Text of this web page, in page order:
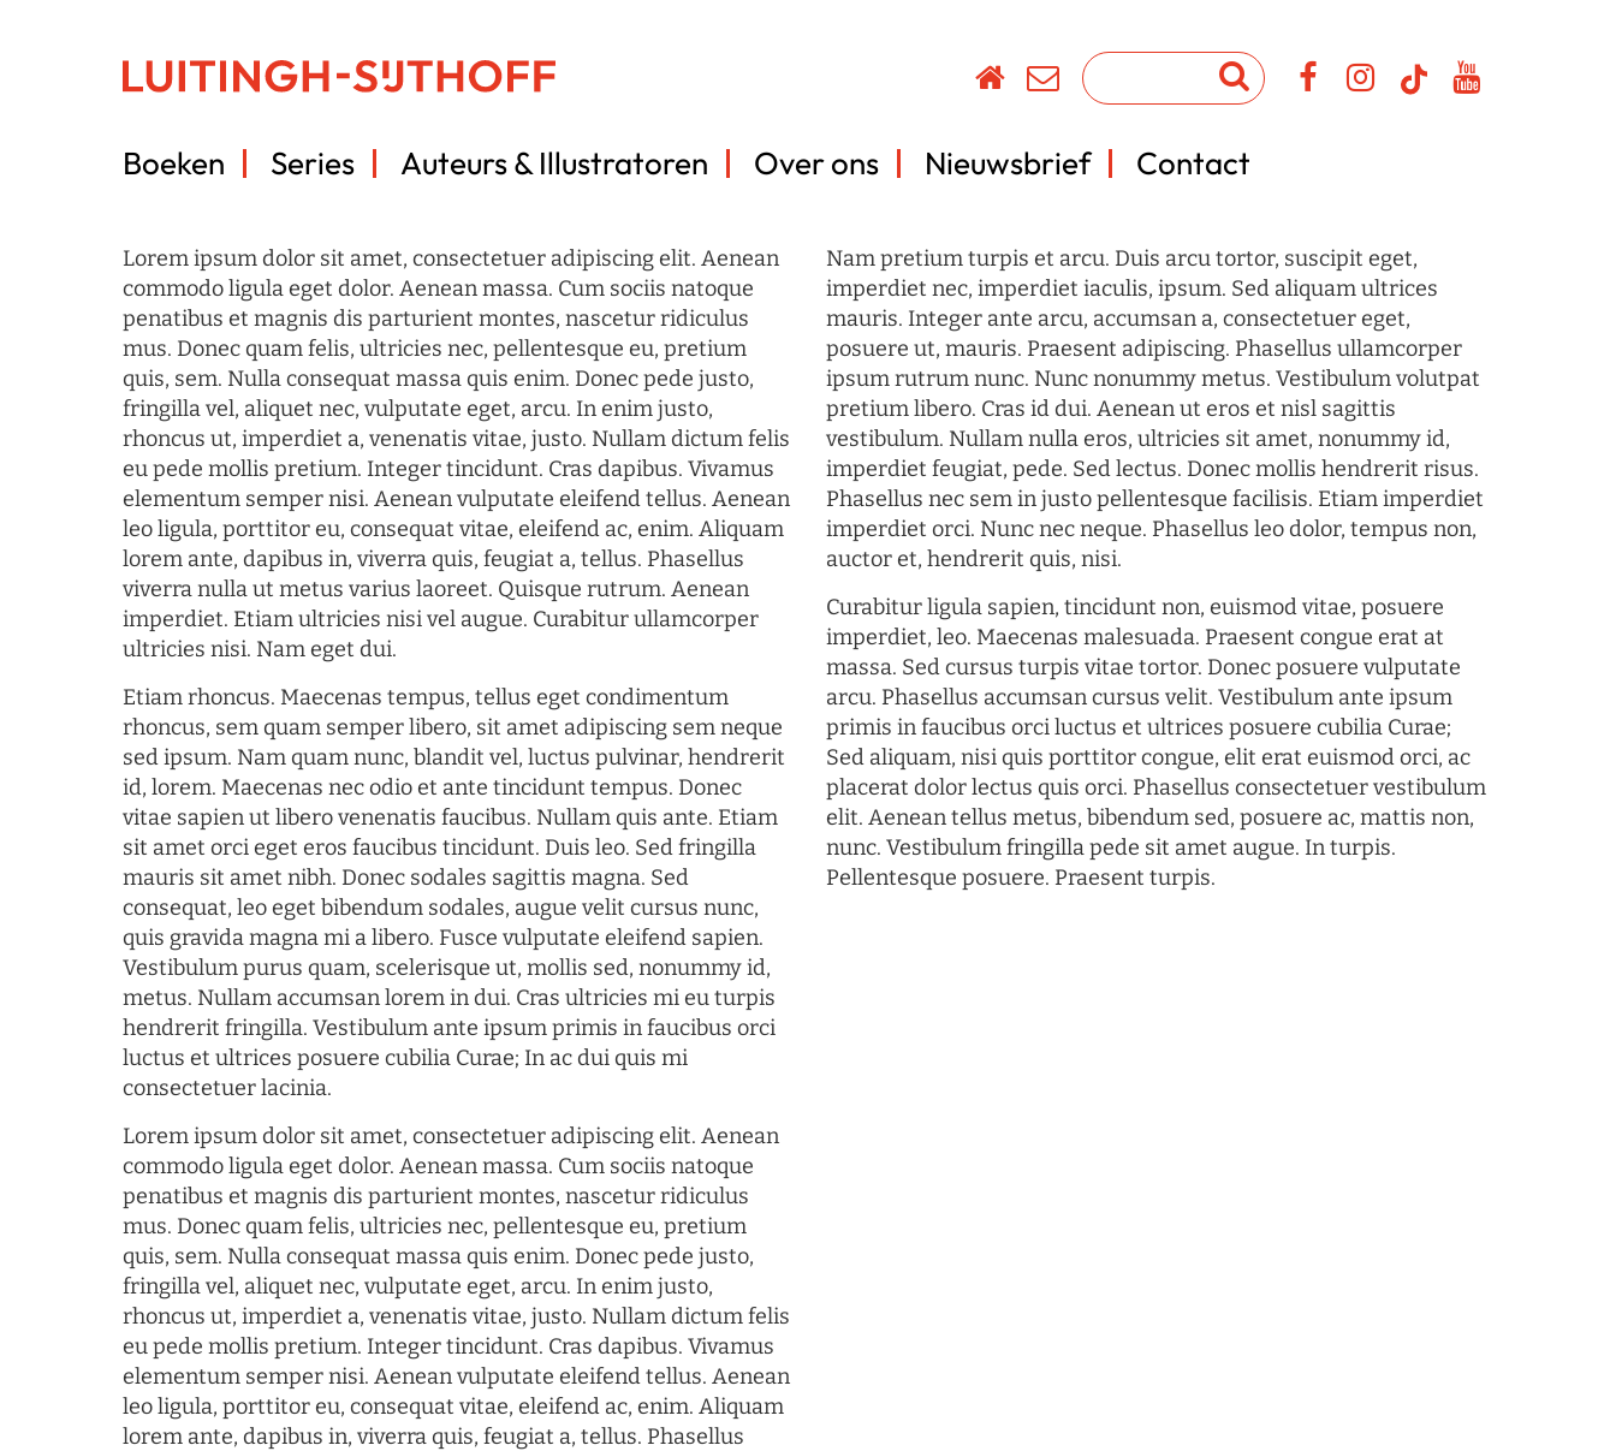
Boeken Series Auteurs & Illustratoren Over ons Nieuwsbrief Contact
Lorem ipsum dolor sit amet, consectetuer adipiscing elit. Aenean
commodo ligula eget dolor. Aenean massa. Cum sociis natoque
penatibus et magnis dis parturient montes, nascetur ridiculus
mus. Donec quam felis, ultricies nec, pellentesque eu, pretium
quis, sem. Nulla consequat massa quis enim. Donec pede justo,
fringilla vel, aliquet nec, vulputate eget, arcu. In enim justo,
rhoncus ut, imperdiet a, venenatis vitae, justo. Nullam dictum felis
eu pede mollis pretium. Integer tincidunt. Cras dapibus. Vivamus
elementum semper nisi. Aenean vulputate eleifend tellus. Aenean
leo ligula, porttitor eu, consequat vitae, eleifend ac, enim. Aliquam
lorem ante, dapibus in, viverra quis, feugiat a, tellus. Phasellus
viverra nulla ut metus varius laoreet. Quisque rutrum. Aenean
imperdiet. Etiam ultricies nisi vel augue. Curabitur ullamcorper
ultricies nisi. Nam eget dui.
Etiam rhoncus. Maecenas tempus, tellus eget condimentum
rhoncus, sem quam semper libero, sit amet adipiscing sem neque
sed ipsum. Nam quam nunc, blandit vel, luctus pulvinar, hendrerit
id, lorem. Maecenas nec odio et ante tincidunt tempus. Donec
vitae sapien ut libero venenatis faucibus. Nullam quis ante. Etiam
sit amet orci eget eros faucibus tincidunt. Duis leo. Sed fringilla
mauris sit amet nibh. Donec sodales sagittis magna. Sed
consequat, leo eget bibendum sodales, augue velit cursus nunc,
quis gravida magna mi a libero. Fusce vulputate eleifend sapien.
Vestibulum purus quam, scelerisque ut, mollis sed, nonummy id,
metus. Nullam accumsan lorem in dui. Cras ultricies mi eu turpis
hendrerit fringilla. Vestibulum ante ipsum primis in faucibus orci
luctus et ultrices posuere cubilia Curae; In ac dui quis mi
consectetuer lacinia.
Lorem ipsum dolor sit amet, consectetuer adipiscing elit. Aenean
commodo ligula eget dolor. Aenean massa. Cum sociis natoque
penatibus et magnis dis parturient montes, nascetur ridiculus
mus. Donec quam felis, ultricies nec, pellentesque eu, pretium
quis, sem. Nulla consequat massa quis enim. Donec pede justo,
fringilla vel, aliquet nec, vulputate eget, arcu. In enim justo,
rhoncus ut, imperdiet a, venenatis vitae, justo. Nullam dictum felis
eu pede mollis pretium. Integer tincidunt. Cras dapibus. Vivamus
elementum semper nisi. Aenean vulputate eleifend tellus. Aenean
leo ligula, porttitor eu, consequat vitae, eleifend ac, enim. Aliquam
lorem ante, dapibus in, viverra quis, feugiat a, tellus. Phasellus
Nam pretium turpis et arcu. Duis arcu tortor, suscipit eget,
imperdiet nec, imperdiet iaculis, ipsum. Sed aliquam ultrices
mauris. Integer ante arcu, accumsan a, consectetuer eget,
posuere ut, mauris. Praesent adipiscing. Phasellus ullamcorper
ipsum rutrum nunc. Nunc nonummy metus. Vestibulum volutpat
pretium libero. Cras id dui. Aenean ut eros et nisl sagittis
vestibulum. Nullam nulla eros, ultricies sit amet, nonummy id,
imperdiet feugiat, pede. Sed lectus. Donec mollis hendrerit risus.
Phasellus nec sem in justo pellentesque facilisis. Etiam imperdiet
imperdiet orci. Nunc nec neque. Phasellus leo dolor, tempus non,
auctor et, hendrerit quis, nisi.
Curabitur ligula sapien, tincidunt non, euismod vitae, posuere
imperdiet, leo. Maecenas malesuada. Praesent congue erat at
massa. Sed cursus turpis vitae tortor. Donec posuere vulputate
arcu. Phasellus accumsan cursus velit. Vestibulum ante ipsum
primis in faucibus orci luctus et ultrices posuere cubilia Curae;
Sed aliquam, nisi quis porttitor congue, elit erat euismod orci, ac
placerat dolor lectus quis orci. Phasellus consectetuer vestibulum
elit. Aenean tellus metus, bibendum sed, posuere ac, mattis non,
nunc. Vestibulum fringilla pede sit amet augue. In turpis.
Pellentesque posuere. Praesent turpis.